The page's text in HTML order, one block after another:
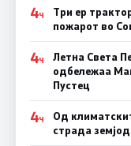
4Ч
Три ер
пожарот во
4Ч
Летна Света
одбележаа
Пустец
4Ч
Од
страда